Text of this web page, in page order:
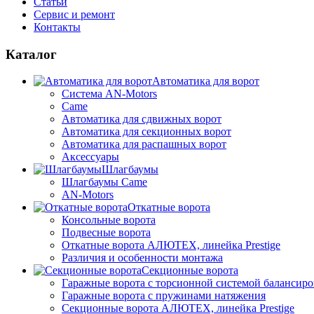
Сервис и ремонт
Контакты
Каталог
Автоматика для ворот
Система AN-Motors
Came
Автоматика для сдвижных ворот
Автоматика для секционных ворот
Автоматика для распашных ворот
Аксессуары
Шлагбаумы
Шлагбаумы Came
AN-Motors
Откатные ворота
Консольные ворота
Подвесные ворота
Откатные ворота АЛЮТЕХ, линейка Prestige
Различия и особенности монтажа
Секционные ворота
Гаражные ворота с торсионной системой
Гаражные ворота с пружинами натяжения
Секционные ворота АЛЮТЕХ, линейка Prestige